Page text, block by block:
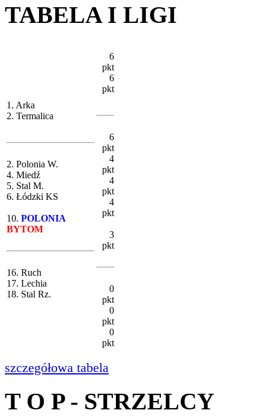
TABELA I LIGI
1. Arka
2. Termalica
2. Polonia W.
4. Miedź
5. Stal M.
6. Łódzki KS
10. POLONIA
BYTOM
16. Ruch
17. Lechia
18. Stal Rz.
6
pkt
6
pkt
6
pkt
4
pkt
4
pkt
4
pkt
3
pkt
0
pkt
0
pkt
0
pkt
szczegółowa tabela
T O P - STRZELCY